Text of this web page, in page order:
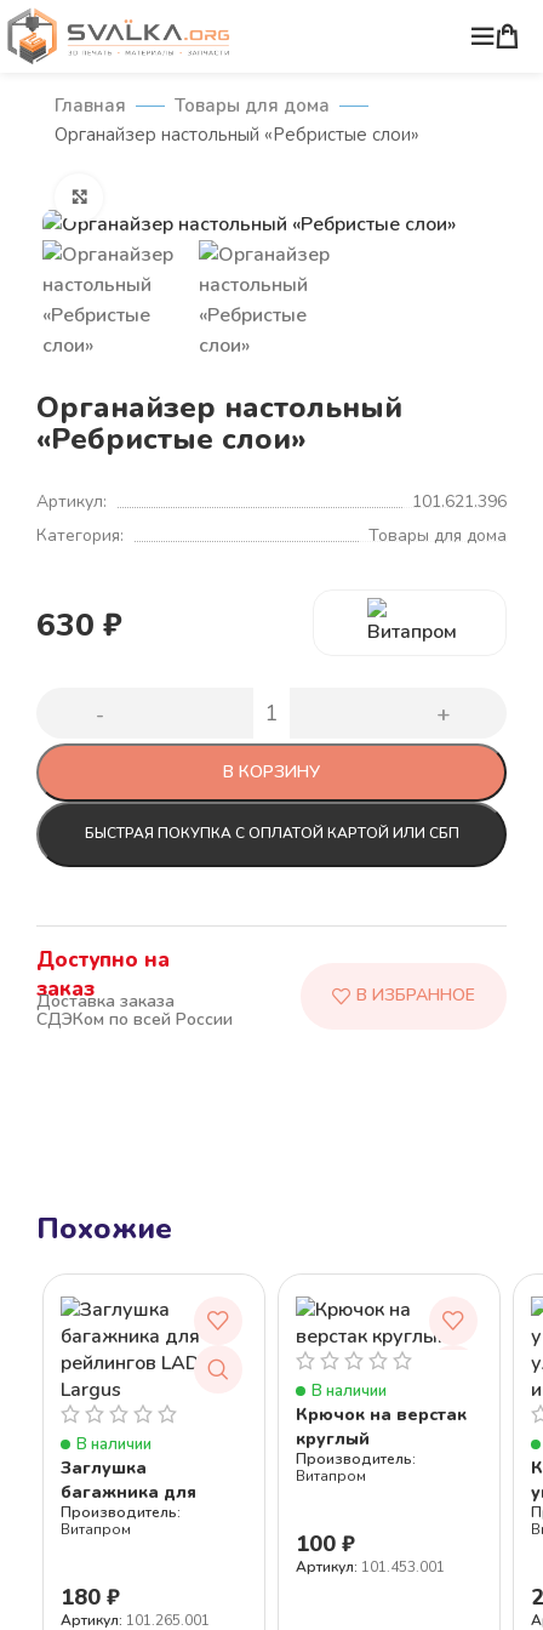
Главная
Товары для дома
Органайзер настольный «Ребристые слои»
Органайзер настольный
«Ребристые слои»
630 ₽
Доступно на
заказ
В КОРЗИНУ
БЫСТРАЯ ПОКУПКА С ОПЛАТОЙ КАРТОЙ ИЛИ СБП
Доставка заказа
СДЭКом по всей России
Артикул:
101.621.396
Категория:
Товары для дома
Похожие
Заглушка
багажника для
рейлингов LADA
Largus
Витапром
В наличии
180 ₽
Артикул: 101.265.001
Крючок на верстак
круглый
Витапром
В наличии
100 ₽
Артикул: 101.453.001